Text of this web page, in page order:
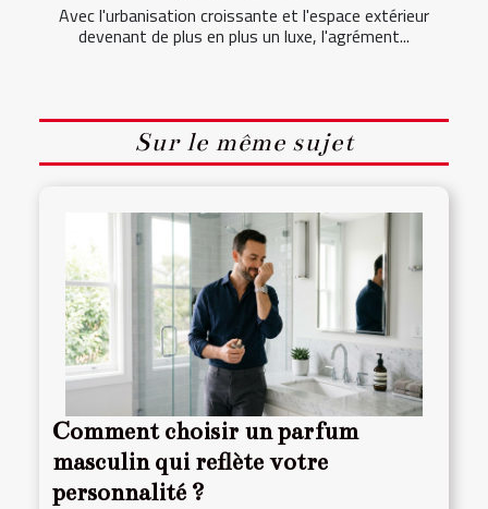
Avec l'urbanisation croissante et l'espace extérieur
devenant de plus en plus un luxe, l'agrément...
Sur le même sujet
Comment choisir un parfum
masculin qui reflète votre
personnalité ?